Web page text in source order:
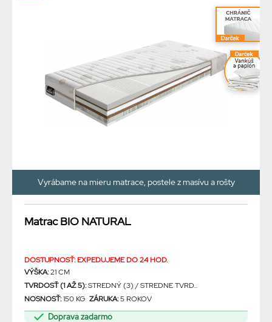
Vyrábame na mieru matrace, postele z masívu a rošty
Matrac BIO NATURAL
DOSTUPNOSŤ: EXPEDUJEME DO 24 HOD.
VÝŠKA:21 CM
TVRDOSŤ (1 AŽ 5):STREDNÝ (3) / STREDNE TVRD...
NOSNOSŤ:150 KG ZÁRUKA:5 ROKOV
Doprava zadarmo